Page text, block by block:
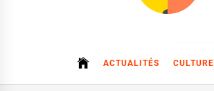
ACTUALITÉS CULTURE